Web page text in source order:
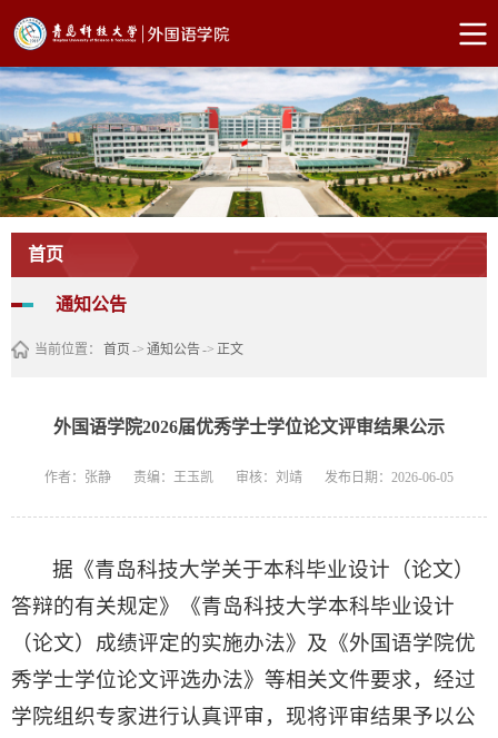
首页
通知公告
当前位置： 首页 -> 通知公告-> 正文
外国语学院2026届优秀学士学位论文评审结果公示
作者：张静 责编：王玉凯 审核：刘靖 发布日期：2026-06-05
据《青岛科技大学关于本科毕业设计（论文）
答辩的有关规定》《青岛科技大学本科毕业设计
（论文）成绩评定的实施办法》及《外国语学院优
秀学士学位论文评选办法》等相关文件要求，经过
学院组织专家进行认真评审，现将评审结果予以公